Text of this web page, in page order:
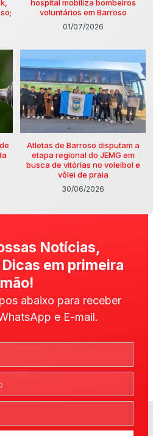
hospital mobiliza bombeiros
voluntários em Barroso
01/07/2026
Atletas de Barroso disputam a
etapa regional do JEMG em
busca de vitórias no voleibol e
vôlei de praia
30/06/2026
Notícias,
em primeira
mão!
abaixo para receber
e E-mail.